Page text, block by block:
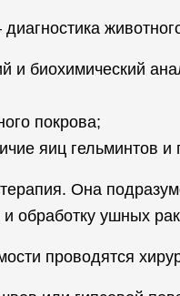
и биохимический
покрова;
яиц гельминтов и
Она
обработку ушных
проводятся